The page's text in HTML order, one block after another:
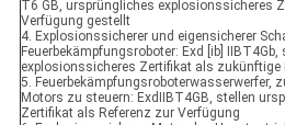
T6 GB, ursprüngliches explosionssicheres
Verfügung gestellt
4. Explosionssicherer und eigensicherer
Feuerbekämpfungsroboter: Exd [ib]
explosionssicheres Zertifikat als zukünftige
5. Feuerbekämpfungsroboterwasserwerfer,
Motors zu steuern: ExdIIBT4GB, stellen
Zertifikat als Referenz zur Verfügung